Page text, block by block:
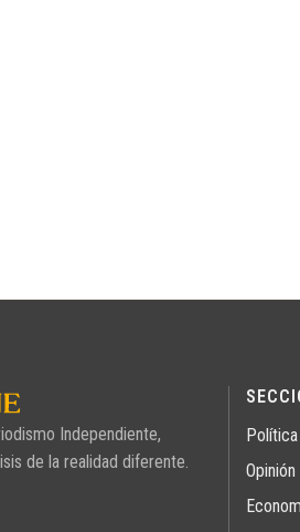
Independiente,
de la realidad diferente.
Política
Opinión